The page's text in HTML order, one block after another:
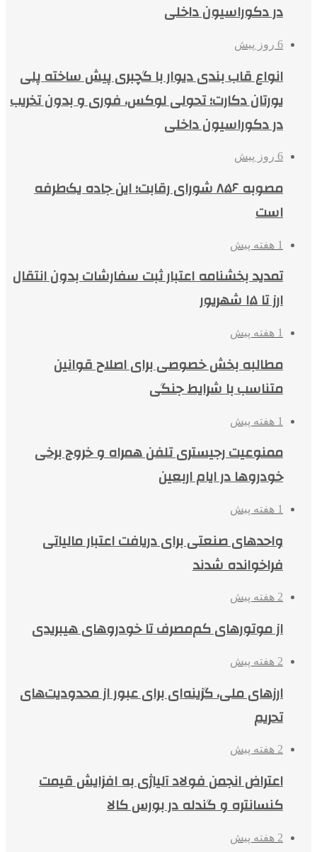
در دکوراسیون داخلی
6 روز پیش
انواع قاب بندی دیوار با گچبری پیش ساخته پلی
یورتان دکارت؛ تحولی لوکس، فوری و بدون تخریب
در دکوراسیون داخلی
6 روز پیش
مصوبه ۸۵۶ شورای رقابت؛ این جاده یک‌طرفه
است
1 هفته پیش
تمدید بخشنامه اعتبار ثبت سفارشات بدون انتقال
ارز تا ۱۵ شهریور
1 هفته پیش
مطالبه بخش خصوصی برای اصلاح قوانین
متناسب با شرایط جنگی
1 هفته پیش
ممنوعیت رجیستری تلفن همراه و خروج برخی
خودروها در ایام اربعین
1 هفته پیش
واحدهای صنعتی برای دریافت اعتبار مالیاتی
فراخوانده شدند
2 هفته پیش
از موتورهای کم‌مصرف تا خودروهای هیبریدی
2 هفته پیش
ارزهای ملی، گزینه‌ای برای عبور از محدودیت‌های
تحریم
2 هفته پیش
اعتراض انجمن فولاد آلیاژی به افزایش قیمت
کنسانتره و گندله در بورس کالا
2 هفته پیش